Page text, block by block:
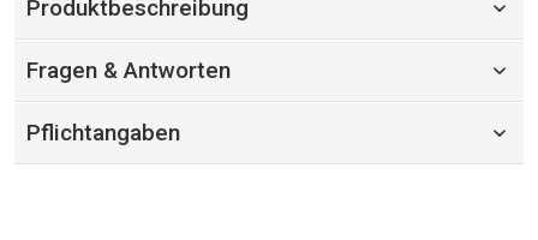
Produktbeschreibung
Fragen & Antworten
Pflichtangaben